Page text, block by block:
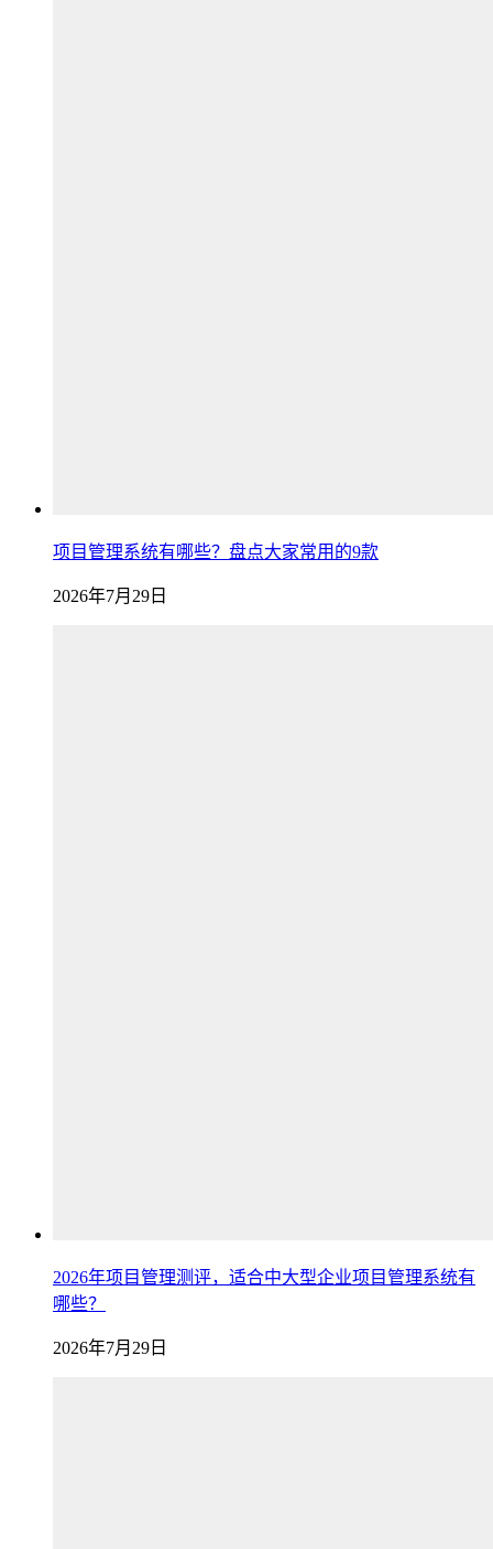
项目管理系统有哪些？盘点大家常用的9款
2026年7月29日
2026年项目管理测评，适合中大型企业项目管理系统有
哪些？
2026年7月29日